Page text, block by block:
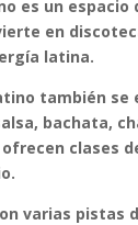
es un
en
latina.
también se
bachata,
clases
.
varias pistas